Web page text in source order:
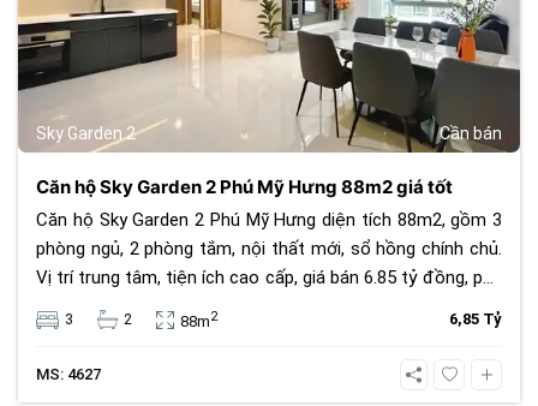
Sky Garden 2 Cần bán
Căn hộ Sky Garden 2 Phú Mỹ Hưng 88m2 giá tốt
Căn hộ Sky Garden 2 Phú Mỹ Hưng diện tích 88m2, gồm 3
phòng ngủ, 2 phòng tắm, nội thất mới, sổ hồng chính chủ.
Vị trí trung tâm, tiện ích cao cấp, giá bán 6.85 tỷ đồng, phù
hợp để ở hoặc đầu tư.
3 2 88m2 6,85 Tỷ
MS: 4627